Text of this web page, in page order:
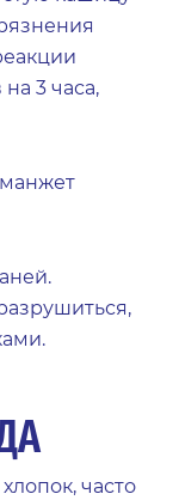
3 часа,
часто